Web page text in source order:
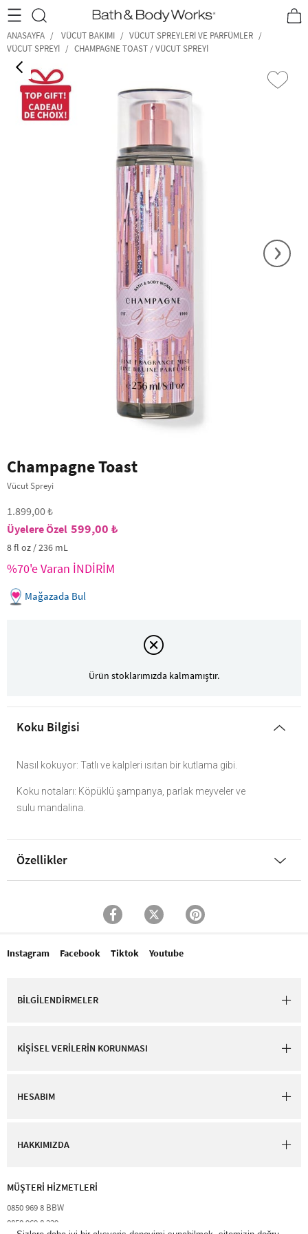
•2200₺ ve Üzeri Kargo Ücretsiz!• *Promosyon Detayları
ANASAYFA VÜCUT BAKIMI
VÜCUT SPREYLERI VE PARFÜMLER
VÜCUT SPREYI
CHAMPAGNE TOAST / VÜCUT SPREYI
›
Champagne Toast
Vücut Spreyi
1.899,00 ₺
599,00 ₺
8 fl oz / 236 mL
%70'e Varan İNDİRİM
Mağazada Bul
Ürün stoklarımızda kalmamıştır.
Koku Bilgisi
Nasıl kokuyor: Tatlı ve kalpleri ısıtan bir kutlama gibi.
Koku notaları: Köpüklü şampanya, parlak meyveler ve
sulu mandalina.
Özellikler
Instagram Facebook Tiktok Youtube
BİLGİLENDİRMELER
KİŞİSEL VERİLERİN KORUNMASI
HESABIM
HAKKIMIZDA
MÜŞTERİ HİZMETLERİ​
0850 969 8 BBW​
0850 969 8 229​​